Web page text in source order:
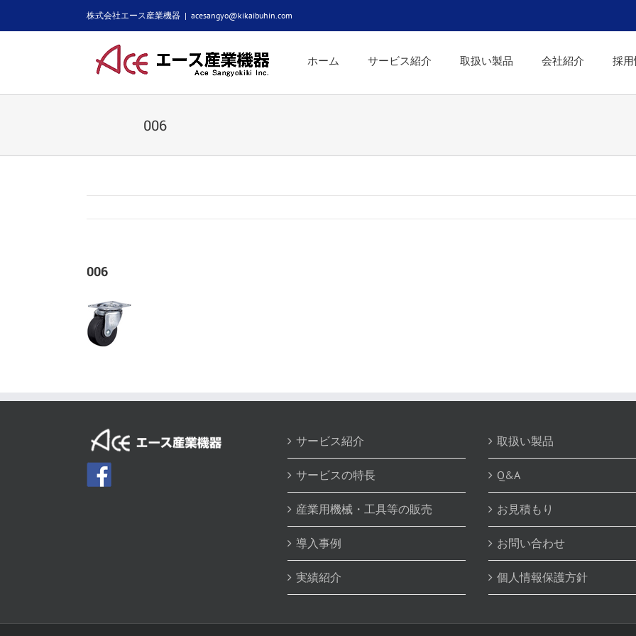
to
株式会社エース産業機器 | acesangyo@kikaibuhin.com
ホーム サービス紹介 取扱い製品 会社紹介 採
006
006
サービス紹介
サービスの特長
産業用機械・工具等の販売
導入事例
実績紹介
取扱い製品
Q&A
お見積もり
お問い合わせ
個人情報保護方針